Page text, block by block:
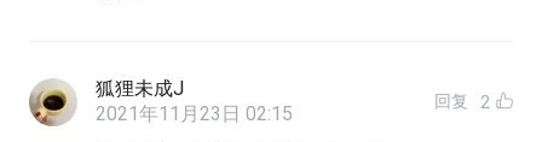
狐狸未成J
2021年11月23日 02:15
回复 2